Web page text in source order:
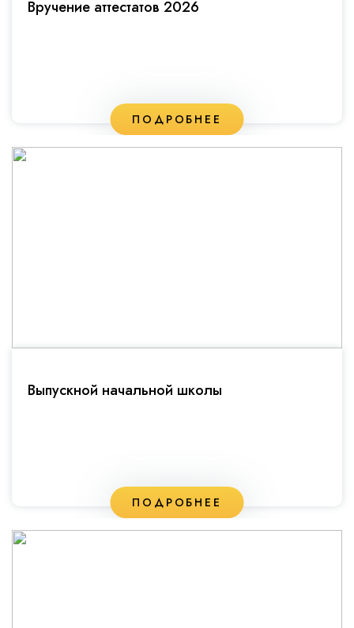
Вручение аттестатов 2026
ПОДРОБНЕЕ
Выпускной начальной школы
ПОДРОБНЕЕ